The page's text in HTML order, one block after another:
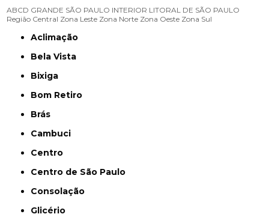
ABCD GRANDE SÃO PAULO INTERIOR LITORAL DE SÃO PAULO
Região Central Zona Leste Zona Norte Zona Oeste Zona Sul
Aclimação
Bela Vista
Bixiga
Bom Retiro
Brás
Cambuci
Centro
Centro de São Paulo
Consolação
Glicério